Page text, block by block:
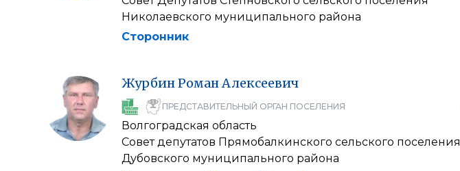
Николаевского муниципального района
Сторонник
ЖурбинРоманАлексеевич
ПРЕДСТАВИТЕЛЬНЫЙ ОРГАН ПОСЕЛЕНИЯ
Волгоградская область
Совет депутатов Прямобалкинского сельского поселения
Дубовского муниципального района